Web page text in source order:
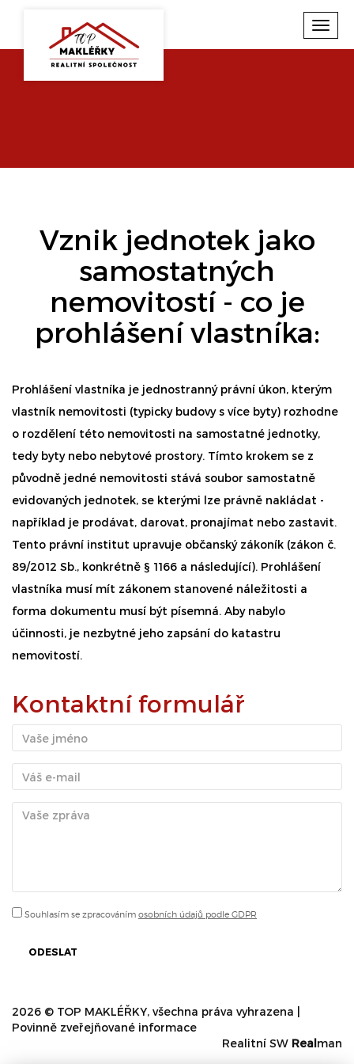
Vznik jednotek jako
samostatných
nemovitostí - co je
prohlášení vlastníka:
Prohlášení vlastníka je jednostranný právní úkon, kterým
vlastník nemovitosti (typicky budovy s více byty) rozhodne
o rozdělení této nemovitosti na samostatné jednotky,
tedy byty nebo nebytové prostory. Tímto krokem se z
původně jedné nemovitosti stává soubor samostatně
evidovaných jednotek, se kterými lze právně nakládat -
například je prodávat, darovat, pronajímat nebo zastavit.
Tento právní institut upravuje občanský zákoník (zákon č.
89/2012 Sb., konkrétně § 1166 a následující). Prohlášení
vlastníka musí mít zákonem stanovené náležitosti a
forma dokumentu musí být písemná. Aby nabylo
účinnosti, je nezbytné jeho zapsání do katastru
nemovitostí.
Kontaktní formulář
Souhlasím se zpracováním osobních údajů podle GDPR
ODESLAT
2026 © TOP MAKLÉŘKY, všechna práva vyhrazena |
Povinně zveřejňované informace
Realitní SW Realman